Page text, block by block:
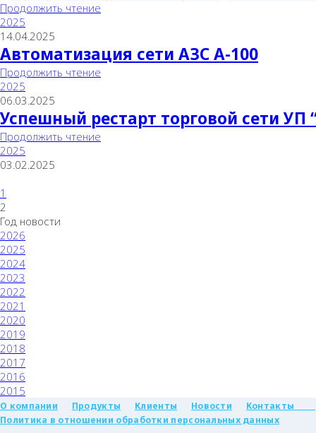
Продолжить чтение
2025
14.04.2025
Автоматизация сети АЗС А-100
Продолжить чтение
2025
06.03.2025
Успешный рестарт торговой сети УП
Продолжить чтение
2025
03.02.2025
1
2
Год новости
2026
2025
2024
2023
2022
2021
2020
2019
2018
2017
2016
2015
О компании Продукты Клиенты Новости
Контакты
Политика в отношении обработки персональных данных